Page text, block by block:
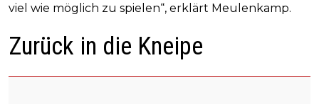
viel wie möglich zu spielen“, erklärt Meulenkamp.
Zurück in die Kneipe